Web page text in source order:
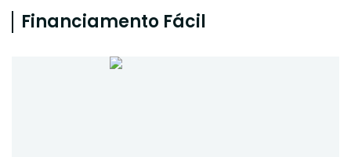
Financiamento Fácil